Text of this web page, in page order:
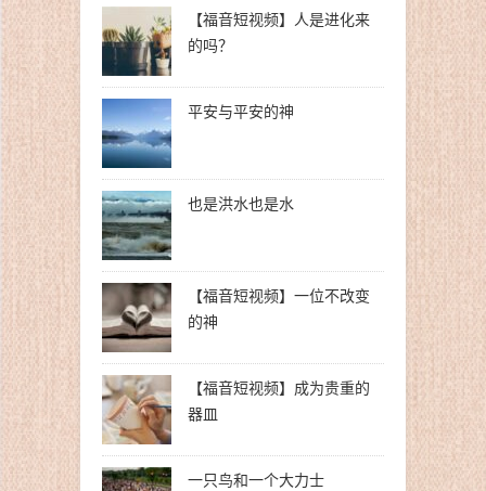
【福音短视频】人是进化来
的吗？
平安与平安的神
也是洪水也是水
【福音短视频】一位不改变
的神
【福音短视频】成为贵重的
器皿
一只鸟和一个大力士